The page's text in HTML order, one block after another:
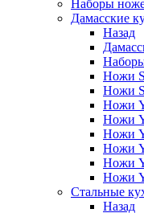
Наборы
Дамасские
Назад
Ножи
Ножи
Ножи
Ножи
Ножи
Ножи
Ножи
Ножи
Стальные
Назад